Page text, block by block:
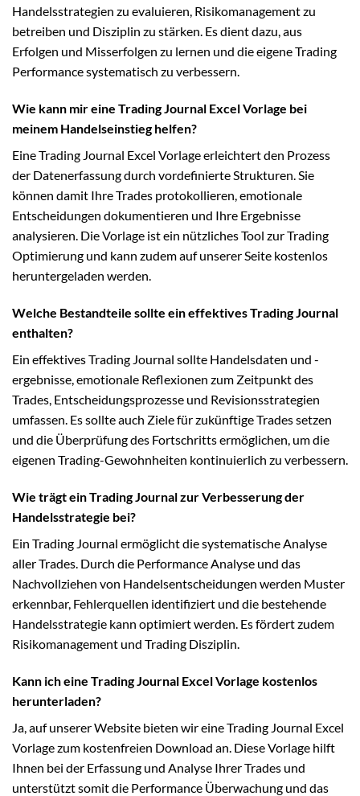
Handelsstrategien zu evaluieren, Risikomanagement zu
betreiben und Disziplin zu stärken. Es dient dazu, aus
Erfolgen und Misserfolgen zu lernen und die eigene Trading
Performance systematisch zu verbessern.
Wie kann mir eine Trading Journal Excel Vorlage bei
meinem Handelseinstieg helfen?
Eine Trading Journal Excel Vorlage erleichtert den Prozess
der Datenerfassung durch vordefinierte Strukturen. Sie
können damit Ihre Trades protokollieren, emotionale
Entscheidungen dokumentieren und Ihre Ergebnisse
analysieren. Die Vorlage ist ein nützliches Tool zur Trading
Optimierung und kann zudem auf unserer Seite kostenlos
heruntergeladen werden.
Welche Bestandteile sollte ein effektives Trading Journal
enthalten?
Ein effektives Trading Journal sollte Handelsdaten und -
ergebnisse, emotionale Reflexionen zum Zeitpunkt des
Trades, Entscheidungsprozesse und Revisionsstrategien
umfassen. Es sollte auch Ziele für zukünftige Trades setzen
und die Überprüfung des Fortschritts ermöglichen, um die
eigenen Trading-Gewohnheiten kontinuierlich zu verbessern.
Wie trägt ein Trading Journal zur Verbesserung der
Handelsstrategie bei?
Ein Trading Journal ermöglicht die systematische Analyse
aller Trades. Durch die Performance Analyse und das
Nachvollziehen von Handelsentscheidungen werden Muster
erkennbar, Fehlerquellen identifiziert und die bestehende
Handelsstrategie kann optimiert werden. Es fördert zudem
Risikomanagement und Trading Disziplin.
Kann ich eine Trading Journal Excel Vorlage kostenlos
herunterladen?
Ja, auf unserer Website bieten wir eine Trading Journal Excel
Vorlage zum kostenfreien Download an. Diese Vorlage hilft
Ihnen bei der Erfassung und Analyse Ihrer Trades und
unterstützt somit die Performance Überwachung und das